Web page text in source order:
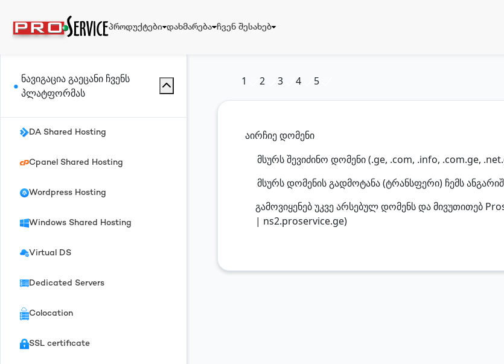
პროდუქტები
დახმარება
რეგისტრაცია
პროდუქტები დახმარება ჩვენ შესახებ
ნავიგაციაგაეცანი ჩვენს
პლატფორმას
DA Shared Hosting
Cpanel Shared Hosting
Wordpress Hosting
Windows Shared Hosting
Virtual DS
Dedicated Servers
Colocation
SSL certificate
1 2 3 4 5
აირჩიე დომენი
მსურს შევიძინო დომენი (.ge, .com, .info, .com.ge,
მსურს დომენის გადმოტანა (ტრანსფერი) ჩემს
გამოვიყენებ უკვე არსებულ დომენს და მივუთითებ
| ns2.proservice.ge)